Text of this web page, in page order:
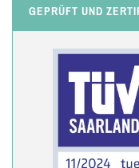
GEPRÜFT UND